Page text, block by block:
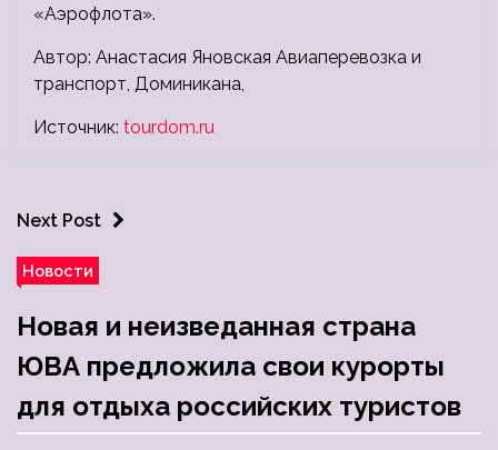
«Аэрофлота».
Автор: Анастасия Яновская Авиаперевозка и
транспорт, Доминикана,
Источник: tourdom.ru
Next Post
Новости
Новая и неизведанная страна
ЮВА предложила свои курорты
для отдыха российских туристов